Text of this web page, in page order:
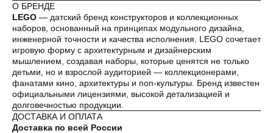
О БРЕНДЕ
LEGO — датский бренд конструкторов и коллекционных
наборов, основанный на принципах модульного дизайна,
инженерной точности и качества исполнения. LEGO сочетает
игровую форму с архитектурным и дизайнерским
мышлением, создавая наборы, которые ценятся не только
детьми, но и взрослой аудиторией — коллекционерами,
фанатами кино, архитектуры и поп-культуры. Бренд известен
официальными лицензиями, высокой детализацией и
долговечностью продукции.
ДОСТАВКА И ОПЛАТА
Доставка по всей России
Оплата
сегодня
25%
Через
2 недели
25%
Через
4 недели
25%
Через
6 недель
25%
Без комиссий и переплат
Как обычная оплата картой